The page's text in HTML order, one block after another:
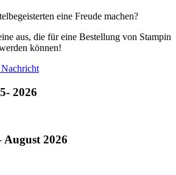
eine Freude machen?
aus, die für eine Bestellung von Stampin
können!
Nachricht
2026
2026